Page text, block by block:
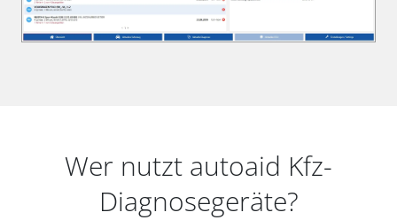
Wer nutzt autoaid Kfz-
Diagnosegeräte?